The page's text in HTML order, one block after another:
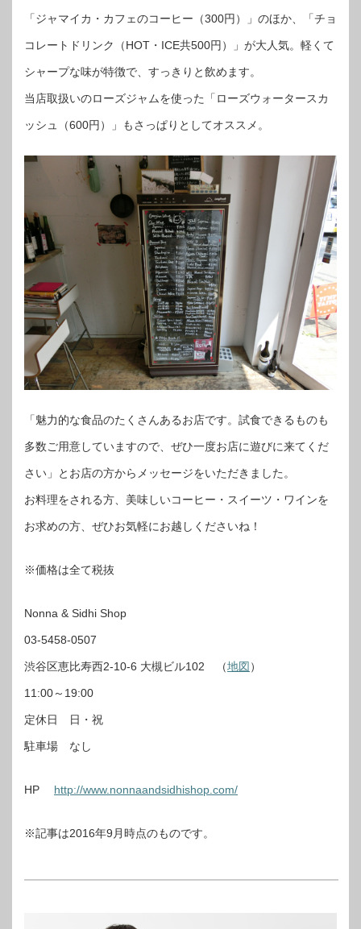
「ジャマイカ・カフェのコーヒー（300円）」のほか、「チョ
コレートドリンク（HOT・ICE共500円）」が大人気。軽くて
シャープな味が特徴で、すっきりと飲めます。
当店取扱いのローズジャムを使った「ローズウォータースカ
ッシュ（600円）」もさっぱりとしてオススメ。
「魅力的な食品のたくさんあるお店です。試食できるものも
多数ご用意していますので、ぜひ一度お店に遊びに来てくだ
さい」とお店の方からメッセージをいただきました。
お料理をされる方、美味しいコーヒー・スイーツ・ワインを
お求めの方、ぜひお気軽にお越しくださいね！
※価格は全て税抜
Nonna & Sidhi Shop
03-5458-0507
渋谷区恵比寿西2-10-6 大槻ビル102 （地図 ）
11:00～19:00
定休日 日・祝
駐車場 なし
HP http://www.nonnaandsidhishop.com/
※記事は2016年9月時点のものです。